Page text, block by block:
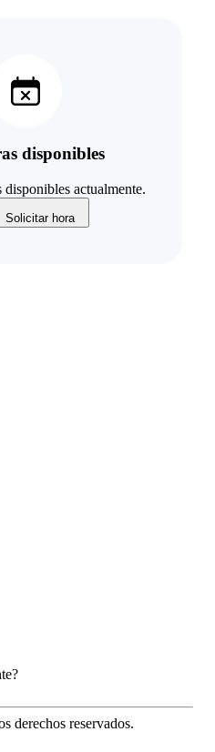
disponibles
actualmente.
Solicitar hora
derechos reservados.